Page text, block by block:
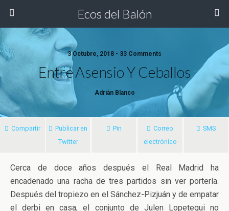
Ecos del Balón
3 Octubre, 2018 • 33 Comments
Entre Asensio Y Ceballos
Adrián Blanco
Compartir
Publicar en
Twitter
Pin
Correo
electrónico
SMS
Cerca de doce años después el Real Madrid ha
encadenado una racha de tres partidos sin ver portería.
Después del tropiezo en el Sánchez-Pizjuán y de empatar
el derbi en casa, el conjunto de Julen Lopetegui no